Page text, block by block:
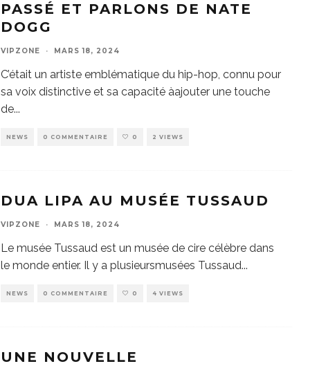
PASSÉ ET PARLONS DE NATE
DOGG
VIPZONE · MARS 18, 2024
C’était un artiste emblématique du hip-hop, connu pour
sa voix distinctive et sa capacité àajouter une touche
de...
NEWS 0 COMMENTAIRE 0 2 VIEWS
DUA LIPA AU MUSÉE TUSSAUD
VIPZONE · MARS 18, 2024
Le musée Tussaud est un musée de cire célèbre dans
le monde entier. Il y a plusieursmusées Tussaud...
NEWS 0 COMMENTAIRE 0 4 VIEWS
UNE NOUVELLE